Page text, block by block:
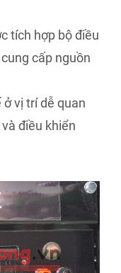
tích hợp bộ điều
cấp nguồn
vị trí dễ quan
điều khiển